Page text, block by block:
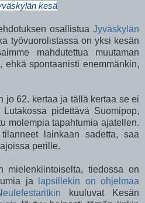
kesä
osallistua Jyväskylän
työvuorolistassa on yksi kesän
mahdutettua muutaman
ehkä spontaanisti enemmänkin,
jo 62. kertaa ja tällä kertaa se ei
pidettävä Suomipop,
molempia tapahtumia ajatellen.
lainkaan sadetta, saa
perille.
mielenkiintoiselta, tiedossa on
ja
lapsillekin on ohjelmaa
kuuluvat Kesän